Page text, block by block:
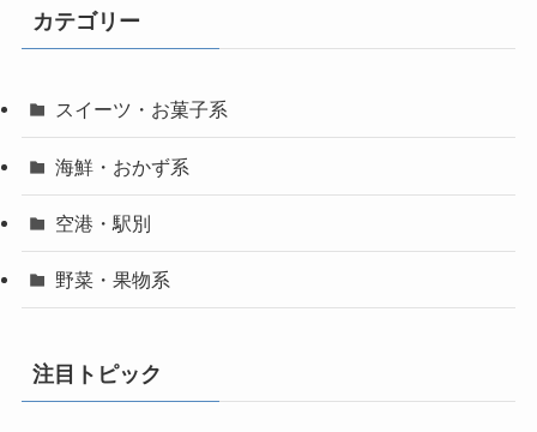
カテゴリー
スイーツ・お菓子系
海鮮・おかず系
空港・駅別
野菜・果物系
注目トピック